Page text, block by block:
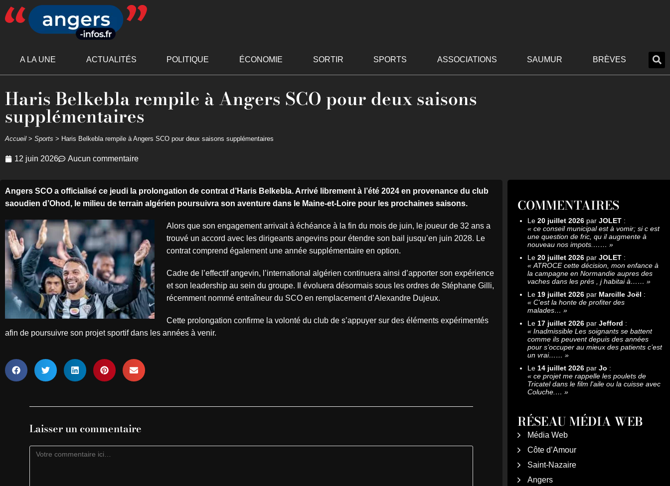
A LA UNE ACTUALITÉS POLITIQUE ÉCONOMIE SORTIR SPORTS ASSOCIATIONS SAUMUR BRÈVES
Haris Belkebla rempile à Angers SCO pour deux saisons
supplémentaires
Accueil > Sports > Haris Belkebla rempile à Angers SCO pour deux saisons supplémentaires
12 juin 2026 Aucun commentaire
Angers SCO a officialisé ce jeudi la prolongation de contrat d’Haris Belkebla. Arrivé librement à l’été 2024 en provenance du club
saoudien d’Ohod, le milieu de terrain algérien poursuivra son aventure dans le Maine-et-Loire pour les prochaines saisons.
Alors que son engagement arrivait à échéance à la fin du mois de juin, le joueur de 32 ans a
trouvé un accord avec les dirigeants angevins pour étendre son bail jusqu’en juin 2028. Le
contrat comprend également une année supplémentaire en option.
Cadre de l’effectif angevin, l’international algérien continuera ainsi d’apporter son expérience
et son leadership au sein du groupe. Il évoluera désormais sous les ordres de Stéphane Gilli,
récemment nommé entraîneur du SCO en remplacement d’Alexandre Dujeux.
Cette prolongation confirme la volonté du club de s’appuyer sur des éléments expérimentés
afin de poursuivre son projet sportif dans les années à venir.
Laisser un commentaire
COMMENTAIRES
Le 20 juillet 2026 par JOLET :
« ce conseil municipal est à vomir; si c est
une question de fric, qu il augmente à
nouveau nos impots.…… »
Le 20 juillet 2026 par JOLET :
« ATROCE cette décision, mon enfance à
la campagne en Normandie aupres des
vaches dans les prés , j habitai à…… »
Le 19 juillet 2026 par Marcille Joël :
« C'est la honte de profiter des
malades… »
Le 17 juillet 2026 par Jefford :
« Inadmissible Les soignants se battent
comme ils peuvent depuis des années
pour s’occuper au mieux des patients c’est
un vrai…… »
Le 14 juillet 2026 par Jo :
« ce projet me rappelle les poulets de
Tricatel dans le film l'aile ou la cuisse avec
Coluche.… »
RÉSEAU MÉDIA WEB
Média Web
Côte d’Amour
Saint-Nazaire
Angers